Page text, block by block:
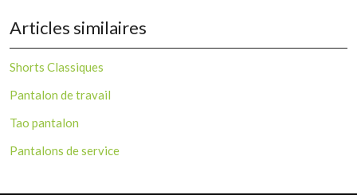
Articles similaires
Shorts Classiques
Pantalon de travail
Tao pantalon
Pantalons de service